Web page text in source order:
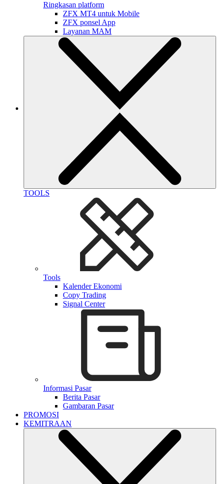
Ringkasan platform
ZFX MT4 untuk Mobile
ZFX ponsel App
Layanan MAM
TOOLS
Tools
Kalender Ekonomi
Copy Trading
Signal Center
Informasi Pasar
Berita Pasar
Gambaran Pasar
PROMOSI
KEMITRAAN